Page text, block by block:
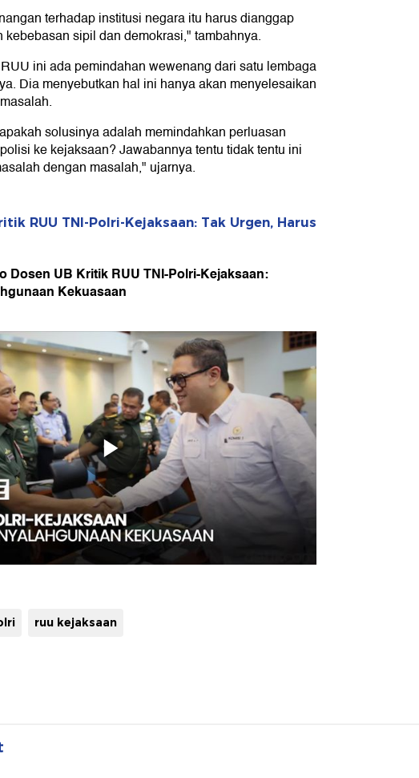
terhadap institusi negara itu harus dianggap
kebebasan sipil dan demokrasi," tambahnya.
ini ada pemindahan wewenang dari satu lembaga
Dia menyebutkan hal ini hanya akan menyelesaikan
solusinya adalah memindahkan perluasan
ke kejaksaan? Jawabannya tentu tidak tentu ini
dengan masalah," ujarnya.
RUU TNI-Polri-Kejaksaan: Tak Urgen, Harus
Dosen UB Kritik RUU TNI-Polri-Kejaksaan:
Kekuasaan
ruu kejaksaan